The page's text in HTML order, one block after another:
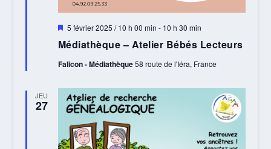
Médiathèque – Atelier Bébés Lecteurs
Mis
avant
5 février 2025 / 10 h 00 min - 10 h 30 min
Falicon - Médiathèque58 route de l'Iéra, France
JEU
27